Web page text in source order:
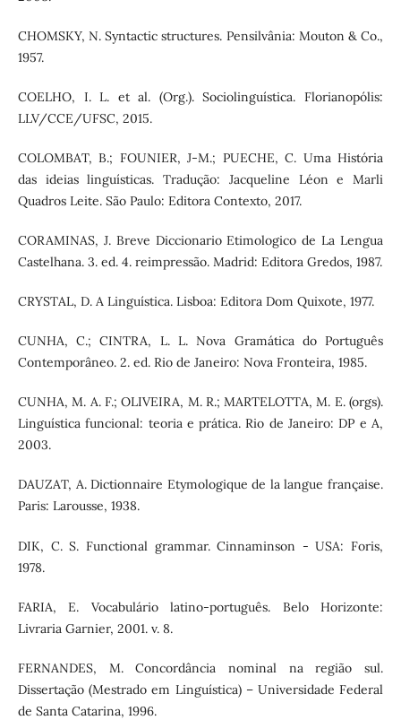
CHOMSKY, N. Syntactic structures. Pensilvânia: Mouton & Co.,
1957.
COELHO, I. L. et al. (Org.). Sociolinguística. Florianopólis:
LLV/CCE/UFSC, 2015.
COLOMBAT, B.; FOUNIER, J-M.; PUECHE, C. Uma História
das ideias linguísticas. Tradução: Jacqueline Léon e Marli
Quadros Leite. São Paulo: Editora Contexto, 2017.
CORAMINAS, J. Breve Diccionario Etimologico de La Lengua
Castelhana. 3. ed. 4. reimpressão. Madrid: Editora Gredos, 1987.
CRYSTAL, D. A Linguística. Lisboa: Editora Dom Quixote, 1977.
CUNHA, C.; CINTRA, L. L. Nova Gramática do Português
Contemporâneo. 2. ed. Rio de Janeiro: Nova Fronteira, 1985.
CUNHA, M. A. F.; OLIVEIRA, M. R.; MARTELOTTA, M. E. (orgs).
Linguística funcional: teoria e prática. Rio de Janeiro: DP e A,
2003.
DAUZAT, A. Dictionnaire Etymologique de la langue française.
Paris: Larousse, 1938.
DIK, C. S. Functional grammar. Cinnaminson - USA: Foris,
1978.
FARIA, E. Vocabulário latino-português. Belo Horizonte:
Livraria Garnier, 2001. v. 8.
FERNANDES, M. Concordância nominal na região sul.
Dissertação (Mestrado em Linguística) – Universidade Federal
de Santa Catarina, 1996.